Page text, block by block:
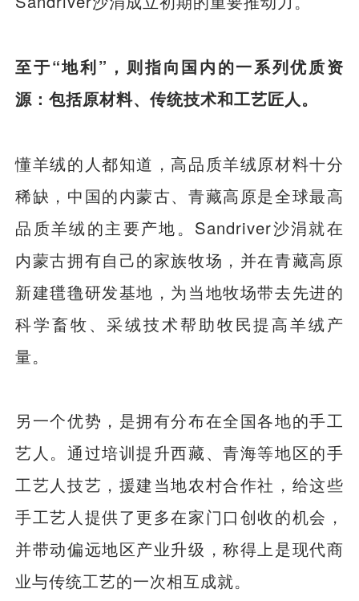
至于“地利”，则指向国内的一系列优质资
源：包括原材料、传统技术和工艺匠人。
懂羊绒的人都知道，高品质羊绒原材料十分
稀缺，中国的内蒙古、青藏高原是全球最高
品质羊绒的主要产地。Sandriver沙涓就在
内蒙古拥有自己的家族牧场，并在青藏高原
新建氆氇研发基地，为当地牧场带去先进的
科学畜牧、采绒技术帮助牧民提高羊绒产
量。
另一个优势，是拥有分布在全国各地的手工
艺人。通过培训提升西藏、青海等地区的手
工艺人技艺，援建当地农村合作社，给这些
手工艺人提供了更多在家门口创收的机会，
并带动偏远地区产业升级，称得上是现代商
业与传统工艺的一次相互成就。